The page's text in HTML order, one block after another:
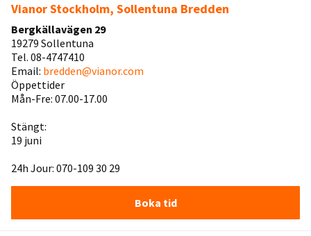
Vianor Stockholm, Sollentuna Bredden
Bergkällavägen 29
19279 Sollentuna
Tel. 08-4747410
Email: bredden@vianor.com
Öppettider
Mån-Fre: 07.00-17.00
Stängt:
19 juni
24h Jour: 070-109 30 29
Boka tid